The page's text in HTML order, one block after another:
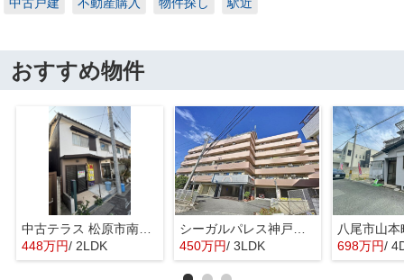
中古戸建
不動産購入 物件探し 駅近
おすすめ物件
中古テラス 松原市南新町1
448万円/ 2LDK
450万円/ 3LDK 698万円/